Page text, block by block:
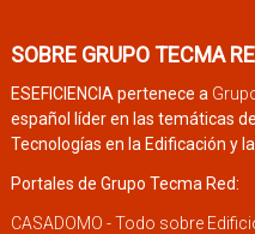
SOBRE GRUPO TECMA
ESEFICIENCIA pertenece a
español líder en las temáticas
Tecnologías en la Edificación y la
Portales de Grupo Tecma Red:
CASADOMO - Todo sobre